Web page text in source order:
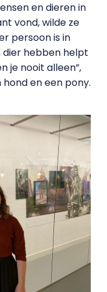
en dieren in
vond, wilde ze
persoon is in
dier hebben helpt
je nooit alleen”,
hond en een pony.